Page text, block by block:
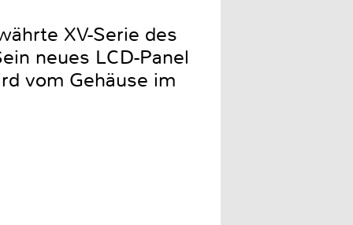
XV-Serie des
neues LCD-Panel
vom Gehäuse im